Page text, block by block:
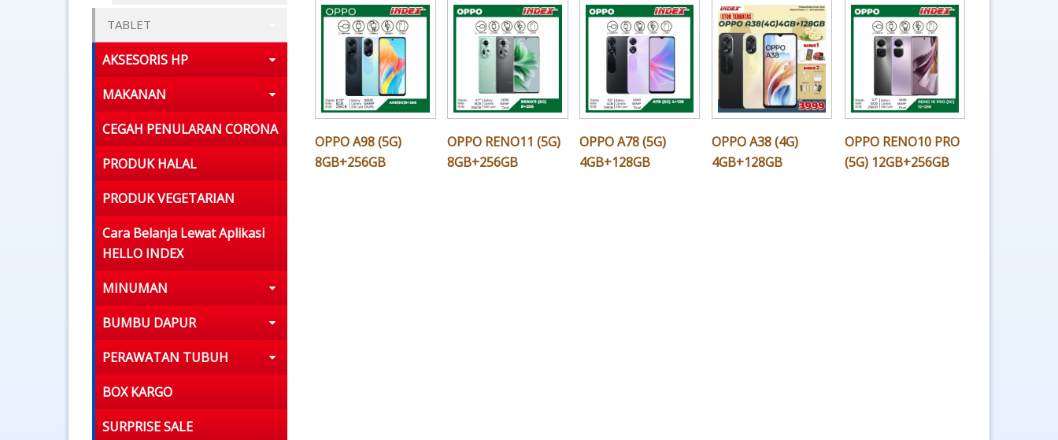
TABLET
AKSESORIS HP
MAKANAN
CEGAH PENULARAN CORONA
PRODUK HALAL
PRODUK VEGETARIAN
Cara Belanja Lewat Aplikasi
HELLO INDEX
MINUMAN
BUMBU DAPUR
PERAWATAN TUBUH
BOX KARGO
SURPRISE SALE
OPPO A98 (5G)
8GB+256GB
OPPO RENO11 (5G)
8GB+256GB
OPPO A78 (5G)
4GB+128GB
OPPO A38 (4G)
4GB+128GB
OPPO RENO10 PRO
(5G) 12GB+256GB